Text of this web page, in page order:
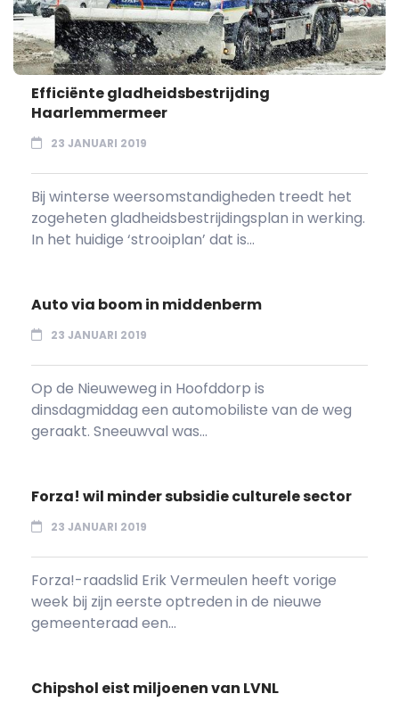
Efficiënte gladheidsbestrijding
Haarlemmermeer
23 JANUARI 2019
Bij winterse weersomstandigheden treedt het
zogeheten gladheidsbestrijdingsplan in werking.
In het huidige ‘strooiplan’ dat is...
Auto via boom in middenberm
23 JANUARI 2019
Op de Nieuweweg in Hoofddorp is
dinsdagmiddag een automobiliste van de weg
geraakt. Sneeuwval was...
Forza! wil minder subsidie culturele sector
23 JANUARI 2019
Forza!-raadslid Erik Vermeulen heeft vorige
week bij zijn eerste optreden in de nieuwe
gemeenteraad een...
Chipshol eist miljoenen van LVNL